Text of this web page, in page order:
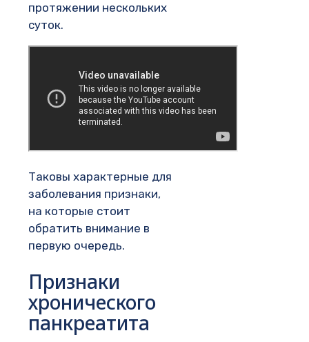
протяжении нескольких
суток.
Таковы характерные для
заболевания признаки,
на которые стоит
обратить внимание в
первую очередь.
Признаки
хронического
панкреатита